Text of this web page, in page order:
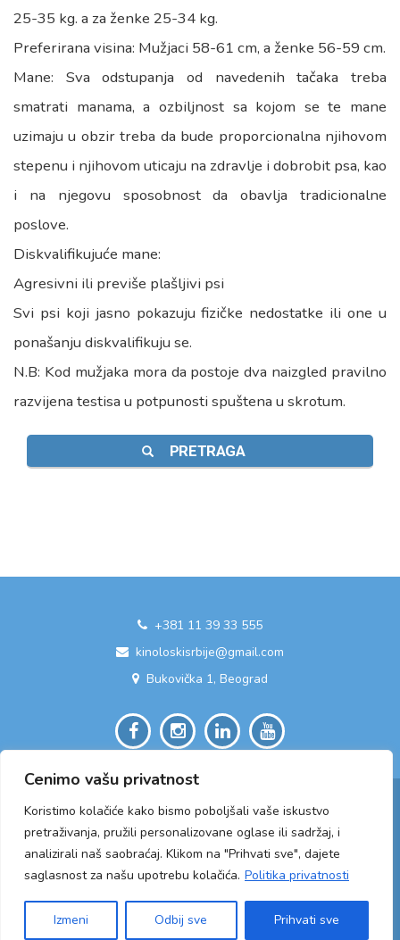
Cenimo vašu privatnost
Koristimo kolačiće kako bismo poboljšali vaše iskustvo
pretraživanja, pružili personalizovane oglase ili sadržaj, i
analizirali naš saobraćaj. Klikom na "Prihvati sve", dajete
saglasnost za našu upotrebu kolačića. Politika privatnosti
Izmeni Odbij sve Prihvati sve
25-35 kg. a za ženke 25-34 kg.
Preferirana visina: Mužjaci 58-61 cm, a ženke 56-59 cm.
Mane: Sva odstupanja od navedenih tačaka treba
smatrati manama, a ozbiljnost sa kojom se te mane
uzimaju u obzir treba da bude proporcionalna njihovom
stepenu i njihovom uticaju na zdravlje i dobrobit psa, kao
i na njegovu sposobnost da obavlja tradicionalne
poslove.
Diskvalifikujuće mane:
Agresivni ili previše plašljivi psi
Svi psi koji jasno pokazuju fizičke nedostatke ili one u
ponašanju diskvalifikuju se.
N.B: Kod mužjaka mora da postoje dva naizgled pravilno
razvijena testisa u potpunosti spuštena u skrotum.
PRETRAGA
+381 11 39 33 555
kinoloskisrbije@gmail.com
Bukovička 1, Beograd
2026 © Kinološki savez Republike Srbije